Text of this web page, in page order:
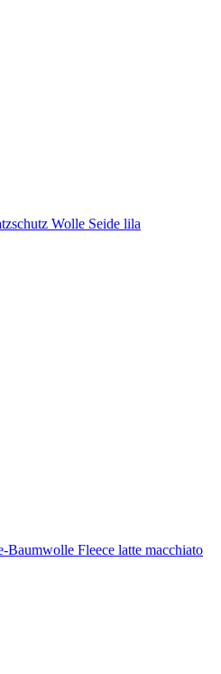
Wolle Seide lila
Baumwolle Fleece latte macchiato